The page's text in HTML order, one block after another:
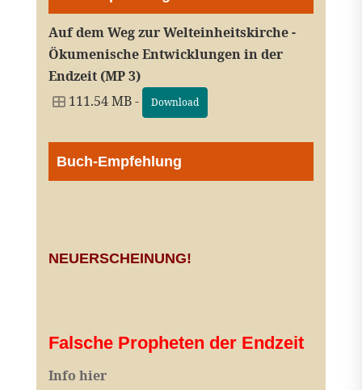
Auf dem Weg zur Welteinheitskirche -
Ökumenische Entwicklungen in der
Endzeit (MP 3)
111.54 MB -
Download
Buch-Empfehlung
NEUERSCHEINUNG!
Falsche Propheten der Endzeit
Info hier